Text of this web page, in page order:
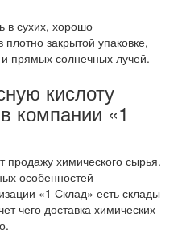
в сухих, хорошо
закрытой упаковке,
прямых солнечных лучей.
кислоту
компании «1
химического сырья.
особенностей –
«1 Склад» есть склады
чего доставка химических